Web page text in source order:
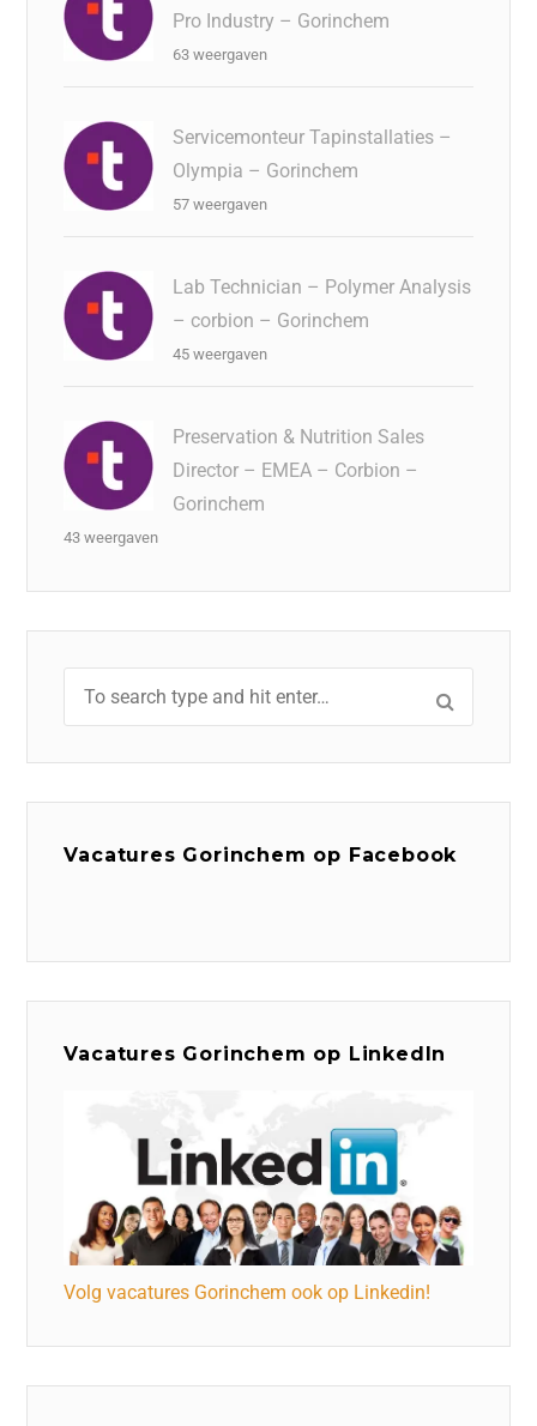
Pro Industry – Gorinchem
63 weergaven
Servicemonteur Tapinstallaties –
Olympia – Gorinchem
57 weergaven
Lab Technician – Polymer Analysis
– corbion – Gorinchem
45 weergaven
Preservation & Nutrition Sales
Director – EMEA – Corbion –
Gorinchem
43 weergaven
Vacatures Gorinchem op Facebook
Vacatures Gorinchem op LinkedIn
Volg vacatures Gorinchem ook op Linkedin!